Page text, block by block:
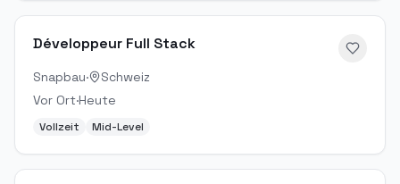
Développeur Full Stack
Snapbau·
Schweiz
Vor Ort·Heute
Vollzeit Mid-Level